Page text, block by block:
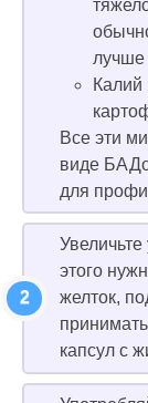
лучше
Калий
Все эти
виде
для
этого
желток,
капсул с